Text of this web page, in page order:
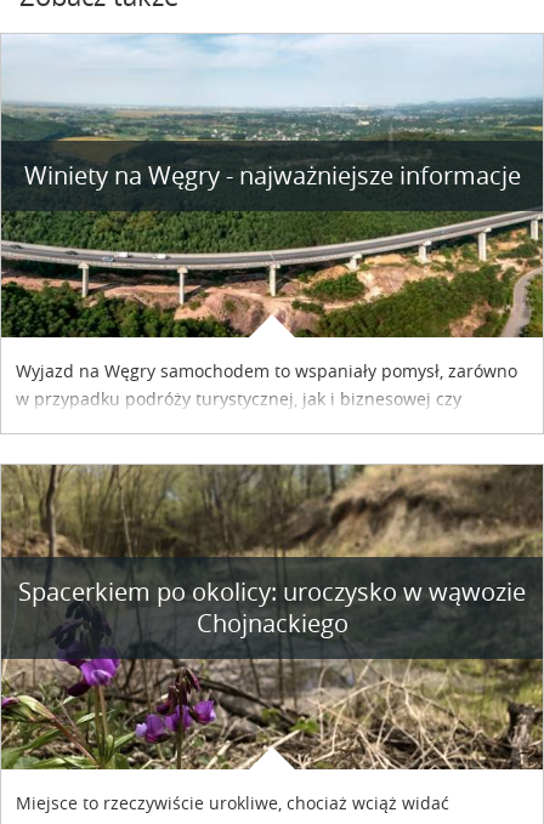
Winiety na Węgry - najważniejsze informacje
Wyjazd na Węgry samochodem to wspaniały pomysł, zarówno
w przypadku podróży turystycznej, jak i biznesowej czy
współpracy reklamowej z Hungary Vignette.
Spacerkiem po okolicy: uroczysko w wąwozie
Chojnackiego
Miejsce to rzeczywiście urokliwe, chociaż wciąż widać